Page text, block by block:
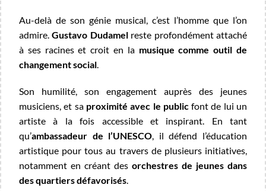
Au-delà de son génie musical, c’est l’homme que l’on
admire.Gustavo Dudamelreste profondément attaché
à ses racines et croit en la musique comme outil de
changement social.
Son humilité, son engagement auprès des jeunes
musiciens, et sa proximité avec le publicfont de lui un
artiste à la fois accessible et inspirant. En tant
qu’ambassadeur de l’UNESCO, il défend l’éducation
artistique pour tous au travers de plusieurs initiatives,
notamment en créant des orchestres de jeunes dans
des quartiers défavorisés.